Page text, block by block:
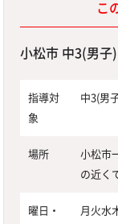
こ
小松市 中3(男子
指導対
象
中3(男
場所
小松市
の近く
曜日・
月火水